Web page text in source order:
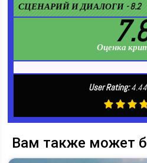
СЦЕНАРИЙ И ДИАЛОГИ - 8.2
Оценка
User Rating:4.44
Вам также может